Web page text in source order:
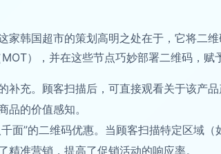
韩国超市的策划高明之处在于，它将二
），并在这些节点巧妙部署二维码，赋
补充。顾客扫描后，可直接观看关于该产
的价值感知。
面”的二维码优惠。当顾客扫描特定区域
准营销，提高了促销活动的响应率。